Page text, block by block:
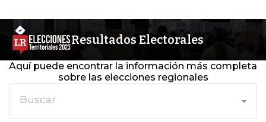
Resultados Electorales
Aquí puede encontrar la información más completa
sobre las elecciones regionales
Buscar